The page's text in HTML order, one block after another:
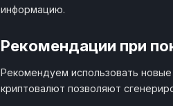
информацию.
Рекомендации при
Рекомендуем использовать
криптовалют позволяют